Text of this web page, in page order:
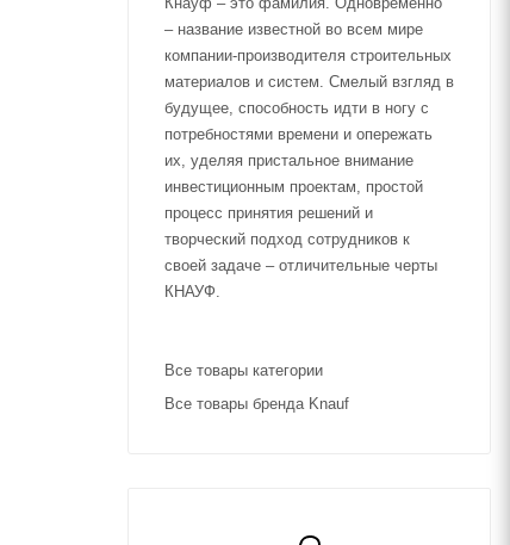
– название известной во всем мире
компании-производителя строительных
материалов и систем. Смелый взгляд в
будущее, способность идти в ногу с
потребностями времени и опережать
их, уделяя пристальное внимание
инвестиционным проектам, простой
процесс принятия решений и
творческий подход сотрудников к
своей задаче – отличительные черты
КНАУФ.
Все товары категории
Все товары бренда Knauf